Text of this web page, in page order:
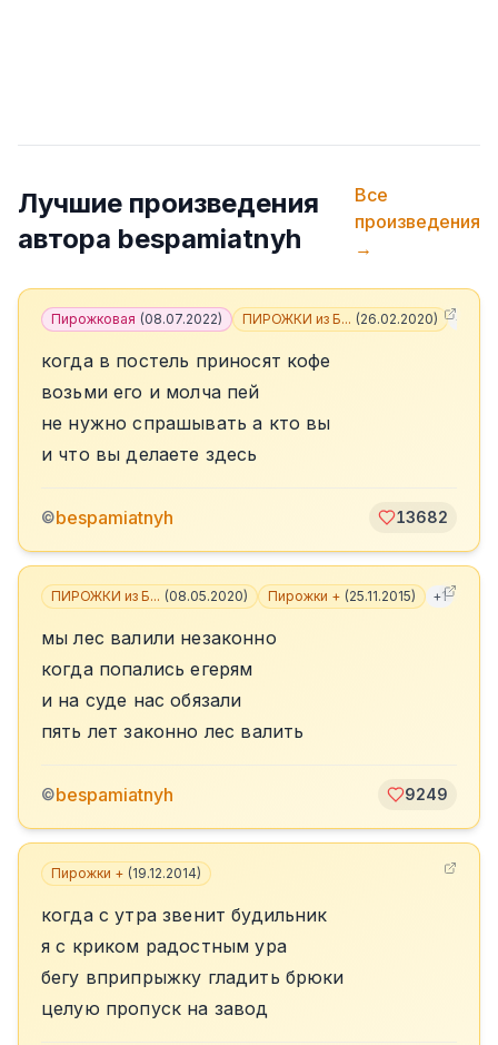
Лучшие произведения
автора bespamiatnyh
Все
произведения
→
Пирожковая (08.07.2022) ПИРОЖКИ из Б... (26.02.2020) +
когда в постель приносят кофе
возьми его и молча пей
не нужно спрашывать а кто вы
и что вы делаете здесь
©bespamiatnyh 13682
ПИРОЖКИ из Б... (08.05.2020) Пирожки + (25.11.2015) +1
мы лес валили незаконно
когда попались егерям
и на суде нас обязали
пять лет законно лес валить
©bespamiatnyh 9249
Пирожки + (19.12.2014)
когда с утра звенит будильник
я с криком радостным ура
бегу вприпрыжку гладить брюки
целую пропуск на завод